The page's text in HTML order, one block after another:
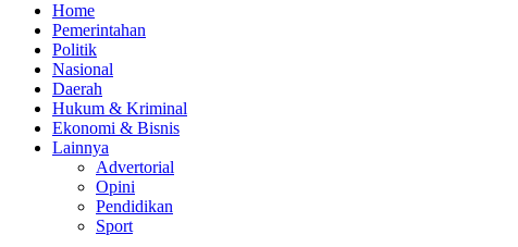
Home
Pemerintahan
Politik
Nasional
Daerah
Hukum & Kriminal
Ekonomi & Bisnis
Lainnya
Advertorial
Opini
Pendidikan
Sport